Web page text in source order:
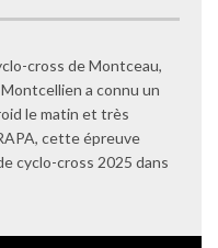
cross de Montceau,
a connu un
le matin et très
cette épreuve
cyclo-cross 2025 dans